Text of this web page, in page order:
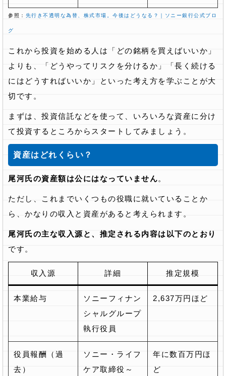
参照： 先行き不透明な為替、株式市場。今後はどうなる？｜ソニー銀行公式ブロ
グ
これから投資を始める人は「どの銘柄を買えばいいか」
よりも、「どうやってリスクを分けるか」「長く続ける
にはどうすればいいか」といった考え方を学ぶことが大
切です。
まずは、投資信託などを使って、いろいろな資産に分け
て投資するところからスタートしてみましょう。
資産はどれくらい？
尾河氏の資産額は公にはなっていません。
ただし、これまでいくつもの役職に就いていることか
ら、かなりの収入と資産があると考えられます。
尾河氏の主な収入源と、推定される内容は以下のとおり
です。
収入源 詳細 推定規模
本業給与
ソニーフィナン
シャルグループ
執行役員
2,637万円ほど
役員報酬（過
去）
ソニー・ライフ
ケア取締役～
年に数百万円ほ
ど